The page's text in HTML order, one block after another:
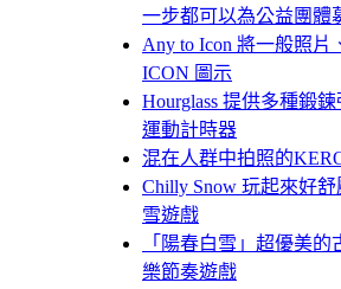
一步都可以為公益團體
Any to Icon 將一般照片
ICON 圖示
Hourglass 提供多種鍛
運動計時器
混在人群中拍照的
Chilly Snow 玩起來好
雪遊戲
「陽春白雪」超優美的
樂節奏遊戲